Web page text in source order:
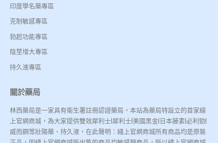
印度學名藥專區
克制敏感專區
勃起功能專區
陰莖增大專區
持久液專區
關於藥局
林西藥局是一家具有衛生署註冊認證藥局，本站為藥局特設立的首家線
上官網商城，為大家提供雙效犀利士|犀利士|美國黑金|日本藤素|必利勁|
威而鋼等壯陽藥、持久液，在此聲明：綫上官網商城所有商品均是原裝